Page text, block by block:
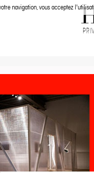
navigation, vous acceptez